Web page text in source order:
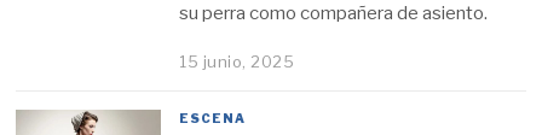
su perra como compañera de asiento.
15 junio, 2025
ESCENA